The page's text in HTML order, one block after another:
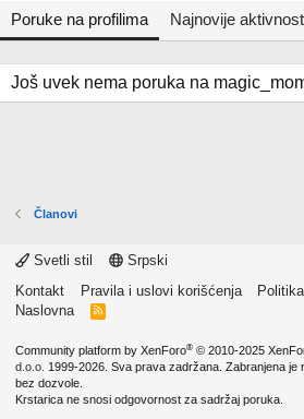
Poruke na profilima Najnovije
Još uvek nema poruka na
Članovi
Svetli stil
Srpski
Kontakt
Pravila i uslovi korišćenja
Naslovna
R
Community platform by XenForo® © 2010-2025
d.o.o. 1999-2026. Sva prava zadržana. Zabranjena je
bez dozvole.
Krstarica ne snosi odgovornost za sadržaj poruka.